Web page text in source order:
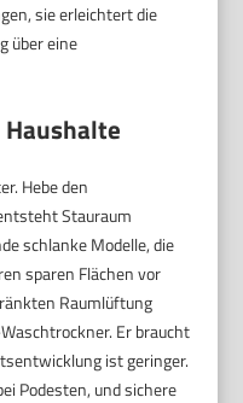
sie erleichtert die
über eine
Hebe den
Stauraum
schlanke Modelle, die
sparen Flächen vor
Raumlüftung
Er braucht
ist geringer.
Podesten, und sichere